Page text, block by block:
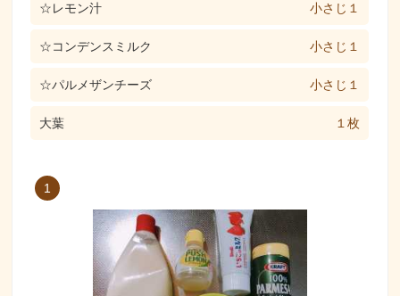
☆レモン汁 小さじ１
☆コンデンスミルク 小さじ１
☆パルメザンチーズ 小さじ１
大葉 １枚
1